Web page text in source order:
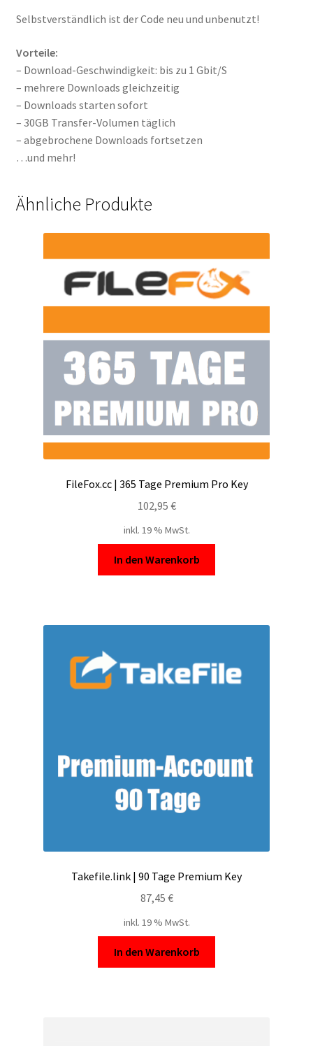
Selbstverständlich ist der Code neu und unbenutzt!
Vorteile:
– Download-Geschwindigkeit: bis zu 1 Gbit/S
– mehrere Downloads gleichzeitig
– Downloads starten sofort
– 30GB Transfer-Volumen täglich
– abgebrochene Downloads fortsetzen
…und mehr!
Ähnliche Produkte
FileFox.cc | 365 Tage Premium Pro Key
102,95 €
inkl. 19 % MwSt.
In den Warenkorb
Takefile.link | 90 Tage Premium Key
87,45 €
inkl. 19 % MwSt.
In den Warenkorb